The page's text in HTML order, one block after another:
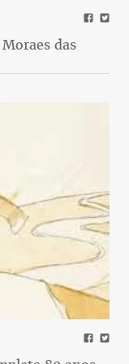
das